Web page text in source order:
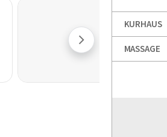
KURHAUS
MASSAGE